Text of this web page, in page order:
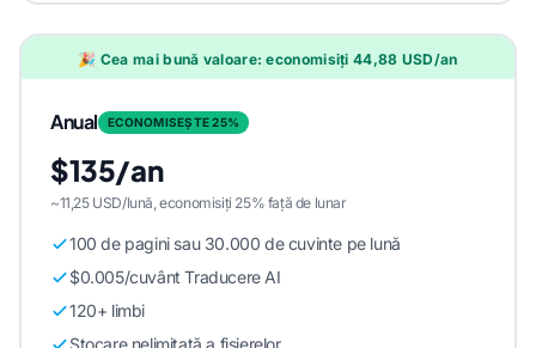
🎉 Cea mai bună valoare: economisiți 44,88 USD/an
Anual ECONOMISEȘTE 25%
$135/an
~11,25 USD/lună, economisiți 25% față de lunar
100 de pagini sau 30.000 de cuvinte pe lună
$0.005/cuvânt Traducere AI
120+ limbi
Stocare nelimitată a fișierelor